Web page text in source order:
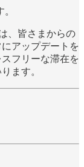
、皆さまからの
アップデートを
フリーな滞在を
ます。